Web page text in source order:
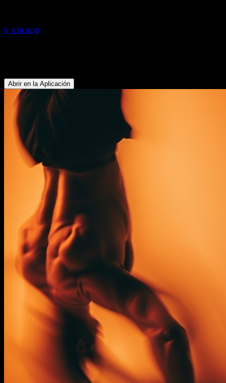
Ir a la app
Abrir en la Aplicación